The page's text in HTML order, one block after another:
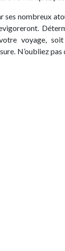
ses nombreux
voyage,
N’oubliez